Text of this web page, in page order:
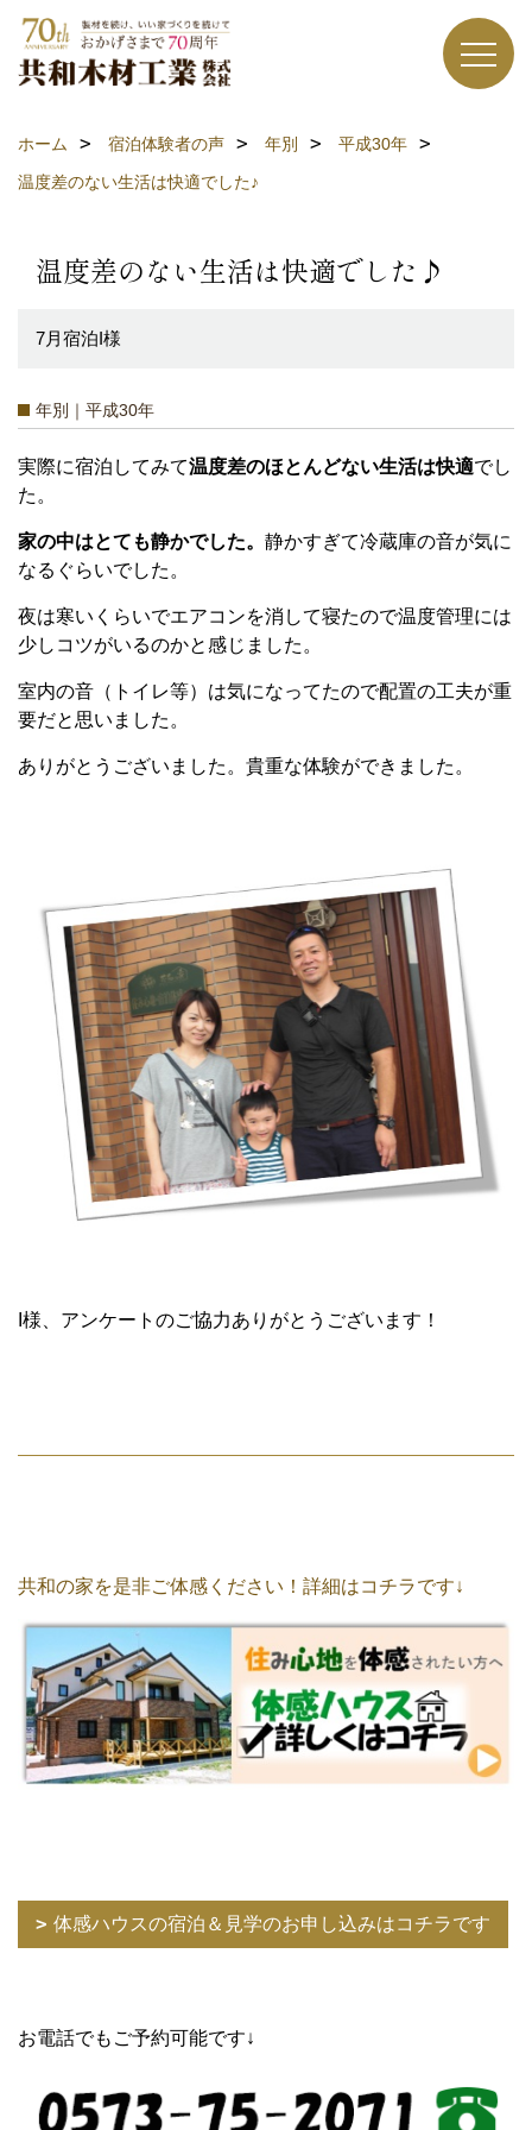
ホーム 宿泊体験者の声 年別
平成30年
温度差のない生活は快適でした♪
温度差のない生活は快適でした♪
7月宿泊I様
年別｜平成30年
実際に宿泊してみて温度差のほとんどない生活は快適でし
た。
家の中はとても静かでした。 静かすぎて冷蔵庫の音が気に
なるぐらいでした。
夜は寒いくらいでエアコンを消して寝たので温度管理には
少しコツがいるのかと感じました。
室内の音（トイレ等）は気になってたので配置の工夫が重
要だと思いました。
ありがとうございました。貴重な体験ができました。
I様、アンケートのご協力ありがとうございます！
共和の家を是非ご体感ください！詳細はコチラです↓
体感ハウスの宿泊＆見学のお申し込みはコチラです
お電話でもご予約可能です↓